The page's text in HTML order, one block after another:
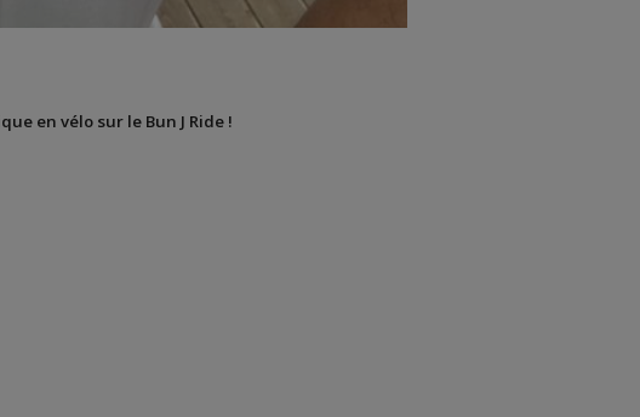
en vélo sur le Bun J Ride !